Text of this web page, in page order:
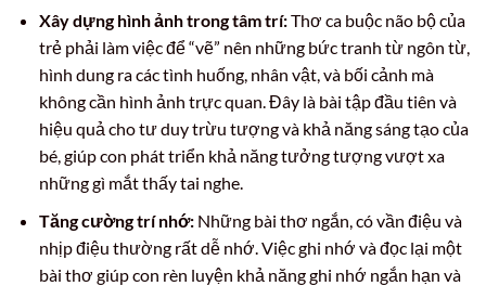
Xây dựng hình ảnh trong tâm trí:Thơ ca buộc não bộ của
trẻ phải làm việc để “vẽ” nên những bức tranh từ ngôn từ,
hình dung ra các tình huống, nhân vật, và bối cảnh mà
không cần hình ảnh trực quan. Đây là bài tập đầu tiên và
hiệu quả cho tư duy trừu tượng và khả năng sáng tạo của
bé, giúp con phát triển khả năng tưởng tượng vượt xa
những gì mắt thấy tai nghe.
Tăng cường trí nhớ:Những bài thơ ngắn, có vần điệu và
nhịp điệu thường rất dễ nhớ. Việc ghi nhớ và đọc lại một
bài thơ giúp con rèn luyện khả năng ghi nhớ ngắn hạn và